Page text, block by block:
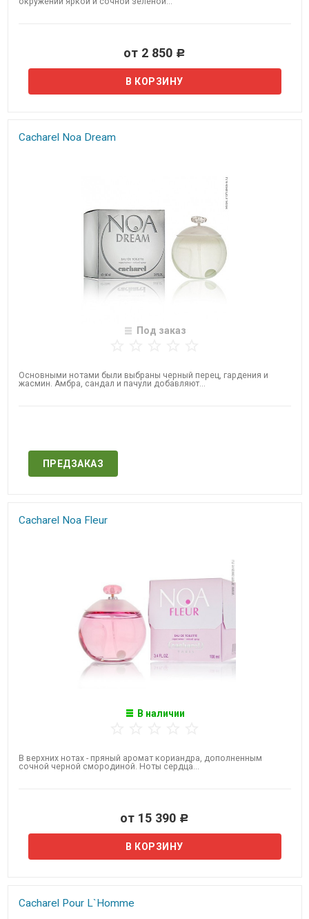
от 2 850 Р
Cacharel Noa Dream
Под заказ
Основными нотами были выбраны черный перец, гардения и
жасмин. Амбра, сандал и пачули добавляют...
ПРЕДЗАКАЗ
Cacharel Noa Fleur
В наличии
В верхних нотах - пряный аромат кориандра, дополненным
сочной черной смородиной. Ноты сердца...
от 15 390 Р
Cacharel Pour L`Homme